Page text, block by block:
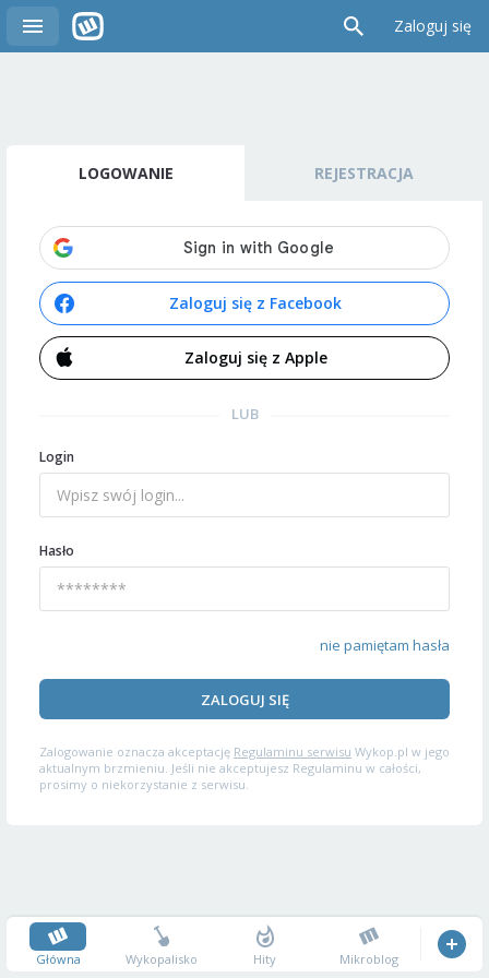
Zaloguj się
LOGOWANIE REJESTRACJA
Zaloguj się z Facebook
Zaloguj się z Apple
LUB
Login
Hasło
nie pamiętam hasła
ZALOGUJ SIĘ
Zalogowanie oznacza akceptację Regulaminu serwisu Wykop.pl w jego
aktualnym brzmieniu. Jeśli nie akceptujesz Regulaminu w całości,
prosimy o niekorzystanie z serwisu.
Główna Wykopalisko Hity Mikroblog